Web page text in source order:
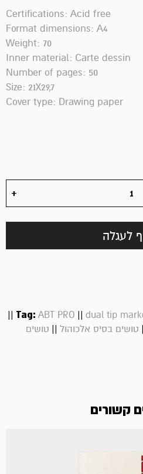
Certifications: Acid free
Format dimensions: A4
Weight: 70
Inner material: Carte dessin
Number of pages: 50
Size: 21X29,7
Cover type: Drawing paper
לעגלה
Tag: ABT PRO || dual tip
||
טושים בסיס אלכוהול || טושים
קשורים